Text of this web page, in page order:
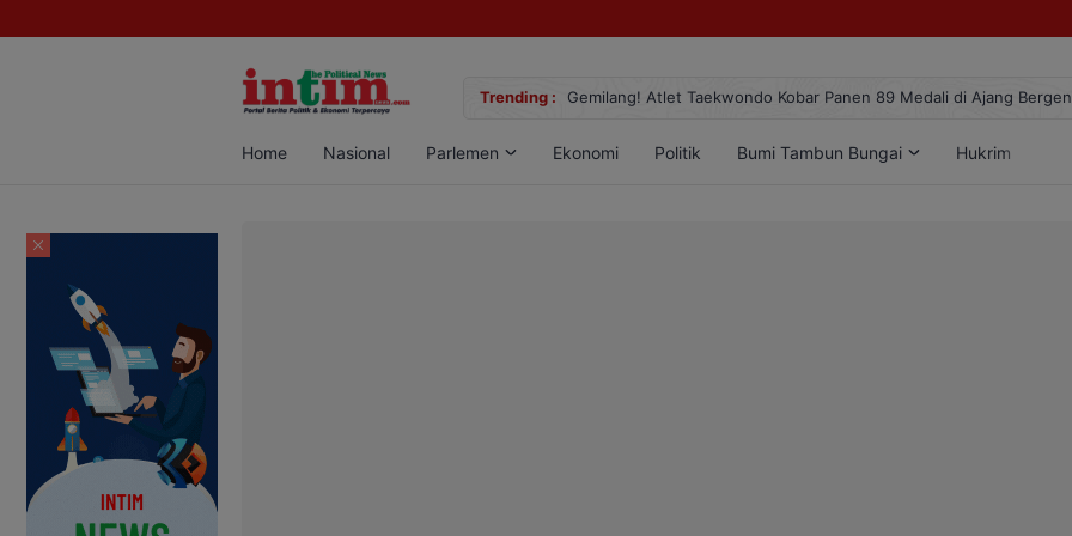
Trending :
Sabu di Pangkalan Bun, Dua Pelaku Diamankan Gemilang! Atlet Taekwondo Kobar Panen 89 Medali di Ajang
Home Nasional Parlemen Ekonomi Politik Bumi Tambun Bungai Hukrim